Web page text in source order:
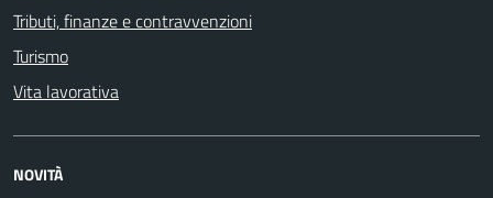
Tributi, finanze e contravvenzioni
Turismo
Vita lavorativa
NOVITÀ